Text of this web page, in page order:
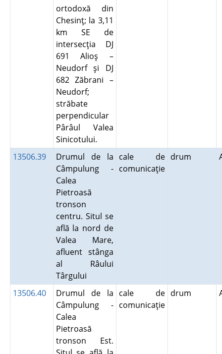
ortodoxă din
Chesinţ; la 3,11
km SE de
intersecţia DJ
691 Alioş –
Neudorf şi DJ
682 Zăbrani –
Neudorf;
străbate
perpendicular
Pârâul Valea
Sinicotului.
13506.39
Drumul de la
Câmpulung -
Calea
Pietroasă
tronson
centru. Situl se
află la nord de
Valea Mare,
afluent stânga
al Râului
Târgului
cale de
comunicaţie
drum
13506.40
Drumul de la
Câmpulung -
Calea
Pietroasă
tronson Est.
cale de
comunicaţie
drum